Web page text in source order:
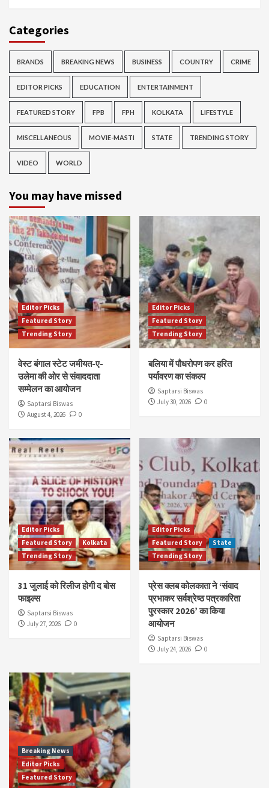
Categories
BRANDS BREAKING NEWS BUSINESS COUNTRY CRIME
EDITOR PICKS EDUCATION ENTERTAINMENT
FEATURED STORY FPB FPH KOLKATA LIFESTYLE
MISCELLANEOUS MOVIE-MASTI STATE TRENDING STORY
VIDEO WORLD
You may have missed
Editor Picks
Featured Story
Trending Story
वेस्ट बंगाल स्टेट जमीयत-ए-
उलेमा की ओर से संवाददाता
सम्मेलन का आयोजन
Saptarsi Biswas
August 4, 2026
0
Editor Picks
Featured Story
Trending Story
बलिया में पौधरोपण कर हरित
पर्यावरण का संकल्प
Saptarsi Biswas
July 30, 2026
0
Editor Picks
Featured Story
Kolkata
Trending Story
31 जुलाई को रिलीज होगी द बोस
फाइल्स
Saptarsi Biswas
July 27, 2026
0
Editor Picks
Featured Story
State
Trending Story
प्रेस क्लब कोलकाता ने ‘संवाद
प्रभाकर सर्वश्रेष्ठ पत्रकारिता
पुरस्कार 2026’ का किया
आयोजन
Saptarsi Biswas
July 24, 2026
0
Breaking News
Editor Picks
Featured Story